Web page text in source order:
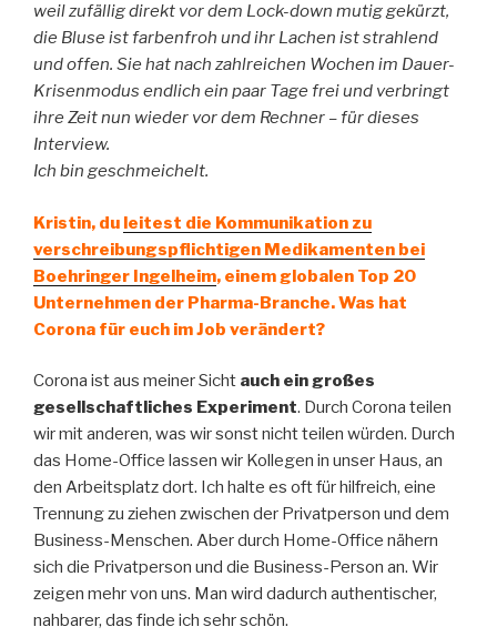
weil zufällig direkt vor dem Lock-down mutig gekürzt,
die Bluse ist farbenfroh und ihr Lachen ist strahlend
und offen. Sie hat nach zahlreichen Wochen im Dauer-
Krisenmodus endlich ein paar Tage frei und verbringt
ihre Zeit nun wieder vor dem Rechner – für dieses
Interview.
Ich bin geschmeichelt.
Kristin, du leitest die Kommunikation zu
verschreibungspflichtigen Medikamenten bei
Boehringer Ingelheim, einem globalen Top 20
Unternehmen der Pharma-Branche. Was hat
Corona für euch im Job verändert?
Corona ist aus meiner Sicht auch ein großes
gesellschaftliches Experiment. Durch Corona teilen
wir mit anderen, was wir sonst nicht teilen würden. Durch
das Home-Office lassen wir Kollegen in unser Haus, an
den Arbeitsplatz dort. Ich halte es oft für hilfreich, eine
Trennung zu ziehen zwischen der Privatperson und dem
Business-Menschen. Aber durch Home-Office nähern
sich die Privatperson und die Business-Person an. Wir
zeigen mehr von uns. Man wird dadurch authentischer,
nahbarer, das finde ich sehr schön.